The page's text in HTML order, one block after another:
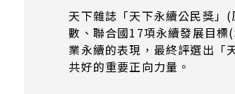
天下雜誌「天下永續公民獎」
數、聯合國17項永續發展目標
業永續的表現，最終評選出「
共好的重要正向力量。